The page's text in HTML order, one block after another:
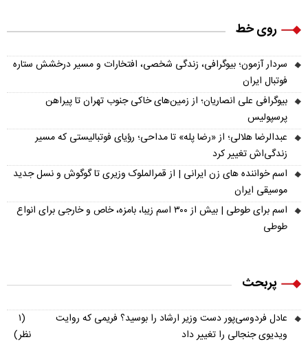
روی خط
سردار آزمون؛ بیوگرافی، زندگی شخصی، افتخارات و مسیر درخشش ستاره
فوتبال ایران
بیوگرافی علی انصاریان؛ از زمین‌های خاکی جنوب تهران تا پیراهن
پرسپولیس
عبدالرضا هلالی؛ از «رضا پله» تا مداحی؛ رؤیای فوتبالیستی که مسیر
زندگی‌اش تغییر کرد
اسم خواننده های زن ایرانی | از قمرالملوک وزیری تا گوگوش و نسل جدید
موسیقی ایران
اسم برای طوطی | بیش از ۳۰۰ اسم زیبا، بامزه، خاص و خارجی برای انواع
طوطی
پربحث
عادل فردوسی‌پور دست وزیر ارشاد را بوسید؟ فریمی که روایت
ویدیوی جنجالی را تغییر داد
(۱
نظر)